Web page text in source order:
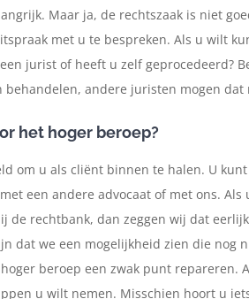
Maar ja, de rechtszaak is niet
met u te bespreken. Als u wilt
jurist of heeft u zelf geprocedeerd?
behandelen, andere juristen mogen dat
het hoger beroep?
om u als cliënt binnen te halen. U
een andere advocaat of met ons.
de rechtbank, dan zeggen wij dat
dat we een mogelijkheid zien die nog
beroep een zwak punt repareren.
u wilt nemen. Misschien hoort u